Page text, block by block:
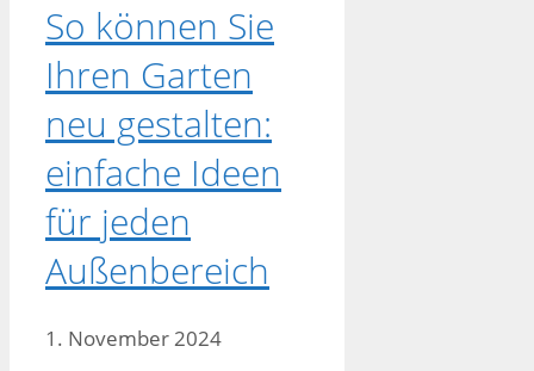
So können Sie
Ihren Garten
neu gestalten:
einfache Ideen
für jeden
Außenbereich
1. November 2024